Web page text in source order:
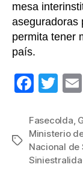
mesa
aseguradoras
permita tener
país.
F
c
e
b
T
tt
er
Etiquetas
Fasecolda,
Ministerio
Nacional de